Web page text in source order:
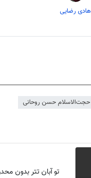
هادی رضایی
حجت‌الاسلام حسن روحانی
تو آبان تتر بدون